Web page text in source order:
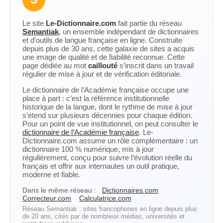
Le site Le-Dictionnaire.com fait partie du réseau
Semantiak, un ensemble indépendant de dictionnaires
et d’outils de langue française en ligne. Construite
depuis plus de 30 ans, cette galaxie de sites a acquis
une image de qualité et de fiabilité reconnue. Cette
page dédiée au mot caillouté s’inscrit dans un travail
régulier de mise à jour et de vérification éditoriale.
Le dictionnaire de l’Académie française occupe une
place à part : c’est la référence institutionnelle
historique de la langue, dont le rythme de mise à jour
s’étend sur plusieurs décennies pour chaque édition.
Pour un point de vue institutionnel, on peut consulter le
dictionnaire de l’Académie française. Le-
Dictionnaire.com assume un rôle complémentaire : un
dictionnaire 100 % numérique, mis à jour
régulièrement, conçu pour suivre l’évolution réelle du
français et offrir aux internautes un outil pratique,
moderne et fiable.
Dans le même réseau :
Dictionnaires.com
Correcteur.com
Calculatrice.com
Réseau Semantiak : sites francophones en ligne depuis plus
de 20 ans, cités par de nombreux médias, universités et